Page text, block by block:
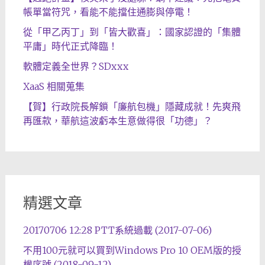
帳單當符咒，看能不能擋住通膨與停電！
從「甲乙丙丁」到「皆大歡喜」：國家認證的「集體
平庸」時代正式降臨！
軟體定義全世界？SDxxx
XaaS 相關蒐集
【賀】行政院長解鎖「廉航包機」隱藏成就！先爽飛
再匯款，華航這波虧本生意做得很「功德」？
精選文章
20170706 12:28 PTT系統過載 (2017-07-06)
不用100元就可以買到Windows Pro 10 OEM版的授